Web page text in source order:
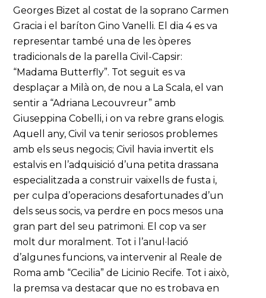
Georges Bizet al costat de la soprano Carmen
Gracia i el baríton Gino Vanelli. El dia 4 es va
representar també una de les òperes
tradicionals de la parella Civil-Capsir:
“Madama Butterfly”. Tot seguit es va
desplaçar a Milà on, de nou a La Scala, el van
sentir a “Adriana Lecouvreur” amb
Giuseppina Cobelli, i on va rebre grans elogis.
Aquell any, Civil va tenir seriosos problemes
amb els seus negocis; Civil havia invertit els
estalvis en l’adquisició d’una petita drassana
especialitzada a construir vaixells de fusta i,
per culpa d’operacions desafortunades d’un
dels seus socis, va perdre en pocs mesos una
gran part del seu patrimoni. El cop va ser
molt dur moralment. Tot i l’anul·lació
d’algunes funcions, va intervenir al Reale de
Roma amb “Cecilia” de Licinio Recife. Tot i això,
la premsa va destacar que no es trobava en